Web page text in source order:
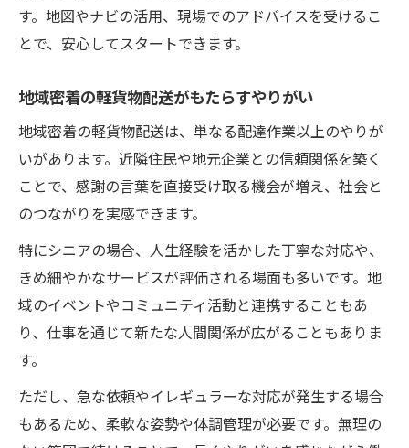
す。地図やナビの活用、現場でのアドバイスを受けるこ
とで、安心してスタートできます。
地域密着の軽貨物配送がもたらすやりがい
地域密着の軽貨物配送は、単なる配達作業以上のやりが
いがあります。近隣住民や地元企業との信頼関係を築く
ことで、感謝の言葉を直接受け取る機会が増え、社会と
のつながりを実感できます。
特にシニアの場合、人生経験を活かした丁寧な対応や、
きめ細やかなサービスが評価される場面も多いです。地
域のイベントやコミュニティ活動と連携することもあ
り、仕事を通じて新たな人間関係が広がることもありま
す。
ただし、急な依頼やイレギュラーな対応が発生する場合
もあるため、柔軟な姿勢や体調管理が必要です。無理の